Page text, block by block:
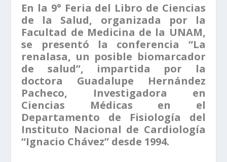
En la 9° Feria del Libro de Ciencias
de la Salud, organizada por la
Facultad de Medicina de la UNAM,
se presentó la conferencia “La
renalasa, un posible biomarcador
de salud”, impartida por la
doctora Guadalupe Hernández
Pacheco, Investigadora en
Ciencias Médicas en el
Departamento de Fisiología del
Instituto Nacional de Cardiología
“Ignacio Chávez” desde 1994.